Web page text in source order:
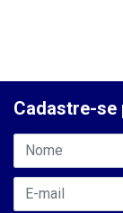
Cadastre-se